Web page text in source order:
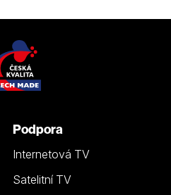
Podpora
Internetová TV
Satelitní TV